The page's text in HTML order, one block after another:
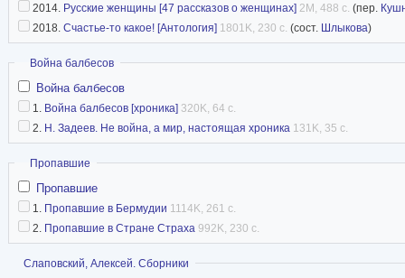
2014. Русские женщины [47 рассказов о женщинах] 2M, 488 с. (пер.
2018. Счастье-то какое! [Антология] 1801K, 230 с. (сост. Шлыкова)
Скрыть
Война балбесов
Война балбесов
1. Война балбесов [хроника] 320K, 64 с.
2. Н. Задеев. Не война, а мир, настоящая хроника 131K, 35 с.
Скрыть
Пропавшие
Пропавшие
1. Пропавшие в Бермудии 1114K, 261 с.
2. Пропавшие в Стране Страха 992K, 230 с.
Показать
Слаповский, Алексей. Сборники